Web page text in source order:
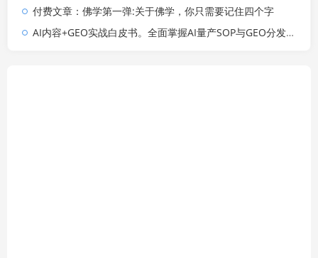
付费文章：佛学第一弹:关于佛学，你只需要记住四个字
AI内容+GEO实战白皮书。全面掌握AI量产SOP与GEO分发机制